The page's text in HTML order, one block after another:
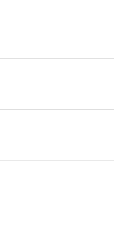
e Jasminum
piedi salendo